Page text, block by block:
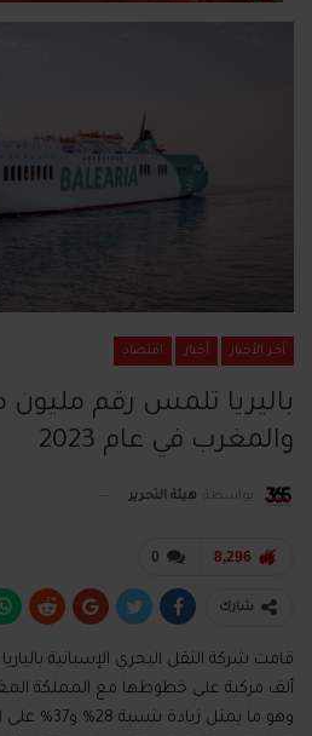
آخر الأخبار أخبار اقتصاد
باليريا تلمس رقم مليون
والمغرب في عام 2023
بواسطة هيئة التحرير
0 8,296
شارك
قامت شركة النقل البحري الإسبانية
ألف مركبة على خطوطها مع المملكة
وهو ما يمثل زيادة بنسبة 28% و37% على